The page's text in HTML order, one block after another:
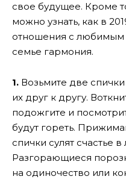
свое будущее. Кроме
можно узнать, как в
отношения с любимым
семье гармония.
1. Возьмите две
их друг к другу.
подожгите и
будут гореть.
спички сулят счастье
Разгорающиеся
на одиночество или